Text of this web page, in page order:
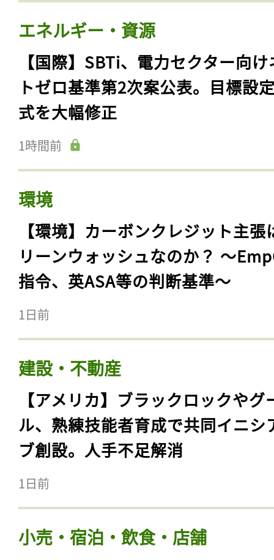
エネルギー・資源
【国際】SBTi、電力セクター向
トゼロ基準第2次案公表。目標設
式を大幅修正
1時間前
環境
【環境】カーボンクレジット主張
リーンウォッシュなのか？ 〜
指令、英ASA等の判断基準〜
1日前
建設・不動産
【アメリカ】ブラックロックやグ
ル、熟練技能者育成で共同イニシ
ブ創設。人手不足解消
1日前
小売・宿泊・飲食・店舗